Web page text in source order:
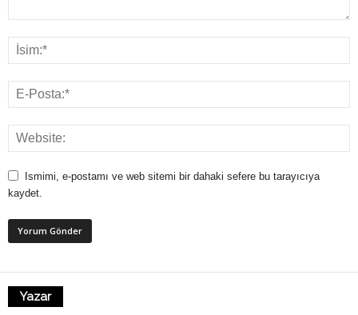
Ismimi, e-postamı ve web sitemi bir dahaki sefere bu tarayıcıya
kaydet.
Yazar